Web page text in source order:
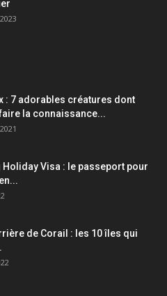
: 7 adorables créatures dont
la connaissance...
Holiday Visa : le passeport pour
de Corail : les 10 îles qui